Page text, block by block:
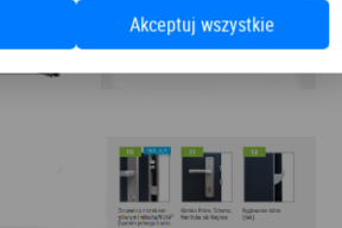
Akceptuj wszystkie